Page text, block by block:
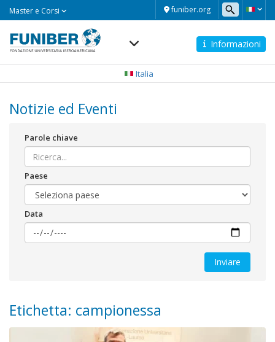
funiber.org
Master e Corsi
Informazioni
Italia
Notizie ed Eventi
Parole chiave
Paese
Data
Etichetta: campionessa